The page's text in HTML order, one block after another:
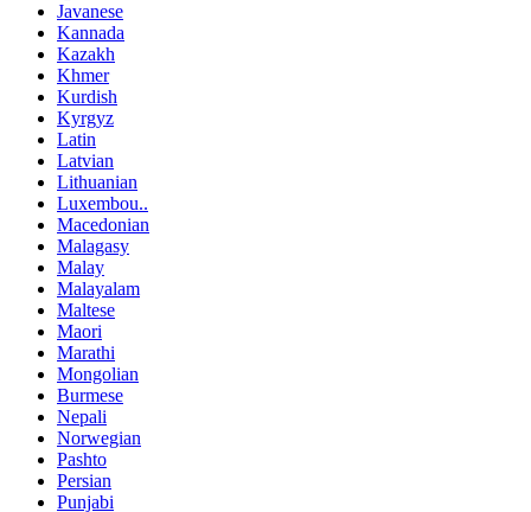
Javanese
Kannada
Kazakh
Khmer
Kurdish
Kyrgyz
Latin
Latvian
Lithuanian
Luxembou..
Macedonian
Malagasy
Malay
Malayalam
Maltese
Maori
Marathi
Mongolian
Burmese
Nepali
Norwegian
Pashto
Persian
Punjabi